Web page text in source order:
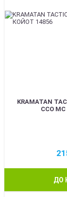
KRAMATAN
ССО МС
ДО